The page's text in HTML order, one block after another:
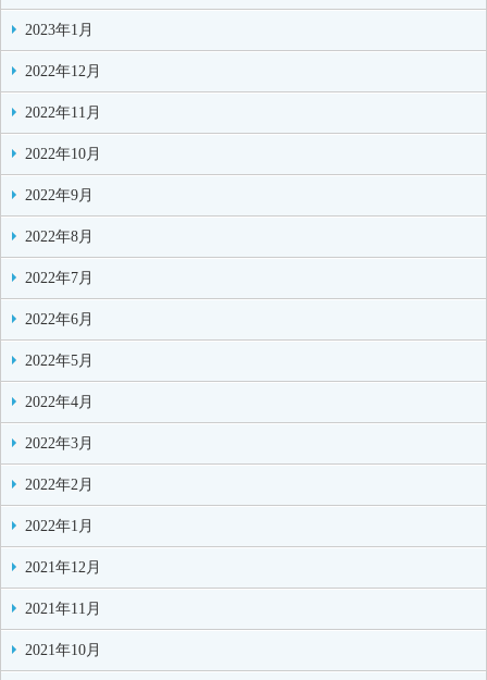
2023年1月
2022年12月
2022年11月
2022年10月
2022年9月
2022年8月
2022年7月
2022年6月
2022年5月
2022年4月
2022年3月
2022年2月
2022年1月
2021年12月
2021年11月
2021年10月